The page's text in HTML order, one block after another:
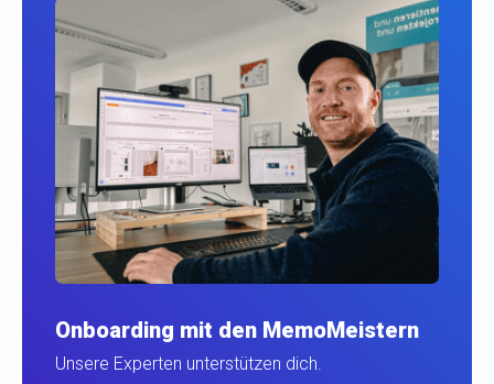
Onboarding mit den MemoMeistern
Unsere Experten unterstützen dich.